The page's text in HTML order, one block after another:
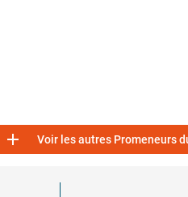
 Voir les autres Promeneurs